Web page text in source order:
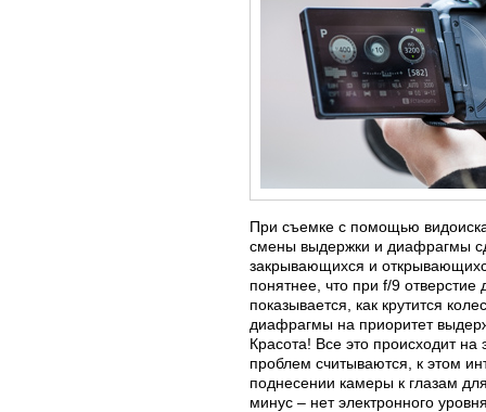
При съемке с помощью
смены выдержки и диафрагмы
закрывающихся и
понятнее, что при f/9
показывается, как крутится
диафрагмы на приоритет
Красота! Все это происходит
проблем считываются, к этом
поднесении камеры к глазам
минус – нет электронного